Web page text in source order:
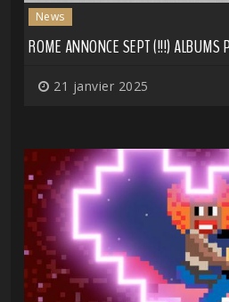
News
ROME ANNONCE SEPT (!!!)
21 janvier 2025